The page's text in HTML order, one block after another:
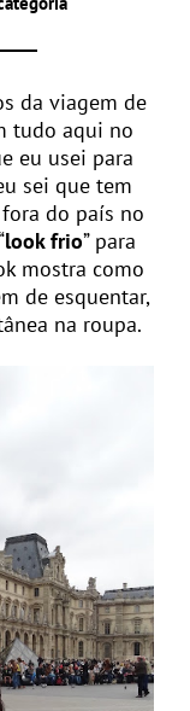
da viagem de
tudo aqui no
eu usei para
sei que tem
do país no
look frio” para
mostra como
de esquentar,
na roupa.